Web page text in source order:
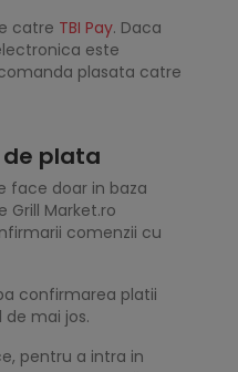
catre TBI Pay. Daca
este
plasata catre
de plata
face doar in baza
Market.ro
comenzii cu
confirmarea platii
mai jos.
pentru a intra in